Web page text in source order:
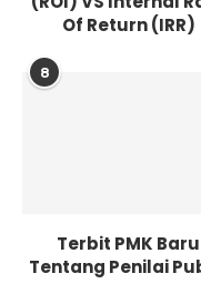
Of Return (IRR)
8
Terbit PMK Baru
Tentang Penilai